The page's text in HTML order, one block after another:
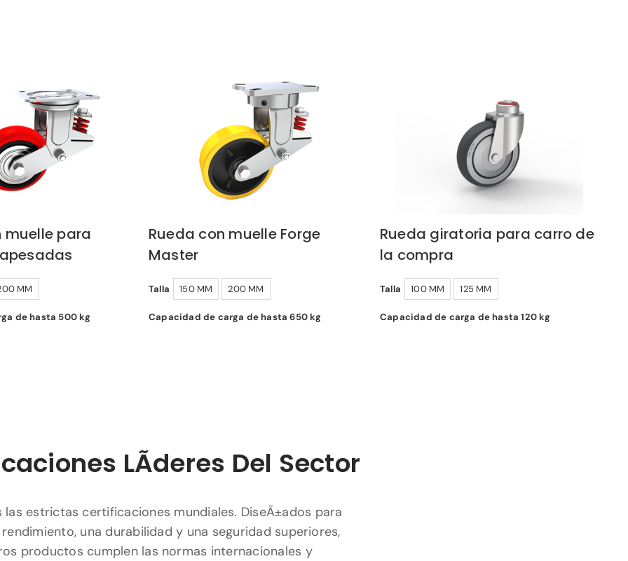
muelle para
MM
de hasta 500 kg
Rueda con muelle Forge
Master
Talla 150 MM 200 MM
Capacidad de carga de hasta 650 kg
Rueda giratoria para carro de
la compra
Talla 100 MM 125 MM
Capacidad de carga de hasta 120 kg
LÃ­deres Del Sector
las estrictas certificaciones mundiales. DiseÃ±ados para
una durabilidad y una seguridad superiores,
productos cumplen las normas internacionales y